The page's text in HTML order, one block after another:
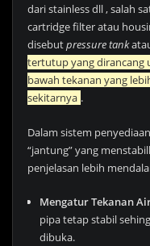
dari stainless dll , salah
cartridge filter atau
disebutpressure tank
tertutup yang dirancang
bawah tekanan yang
sekitarnya .
Dalam sistem
“jantung” yang
penjelasan lebih
Mengatur Tekanan
pipa tetap stabil
dibuka.